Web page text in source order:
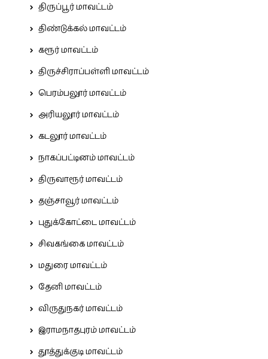
திருப்பூர் மாவட்டம்
திண்டுக்கல் மாவட்டம்
கரூர் மாவட்டம்
திருச்சிராப்பள்ளி மாவட்டம்
பெரம்பலூர் மாவட்டம்
அரியலூர் மாவட்டம்
கடலூர் மாவட்டம்
நாகப்பட்டினம் மாவட்டம்
திருவாரூர் மாவட்டம்
தஞ்சாவூர் மாவட்டம்
புதுக்கோட்டை மாவட்டம்
சிவகங்கை மாவட்டம்
மதுரை மாவட்டம்
தேனி மாவட்டம்
விருதுநகர் மாவட்டம்
இராமநாதபுரம் மாவட்டம்
தூத்துக்குடி மாவட்டம்